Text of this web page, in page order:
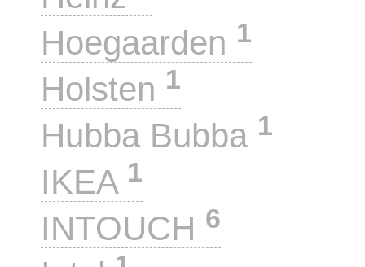
Hoegaarden 1
Holsten 1
Hubba Bubba 1
IKEA 1
INTOUCH 6